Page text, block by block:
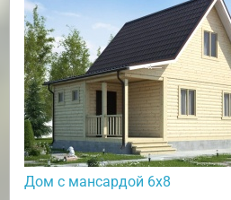
Дом с мансардой 6х8